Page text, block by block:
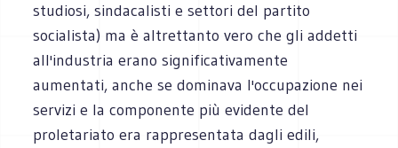
studiosi, sindacalisti e settori del partito
socialista) ma è altrettanto vero che gli addetti
all'industria erano significativamente
aumentati, anche se dominava l'occupazione nei
servizi e la componente più evidente del
proletariato era rappresentata dagli edili,